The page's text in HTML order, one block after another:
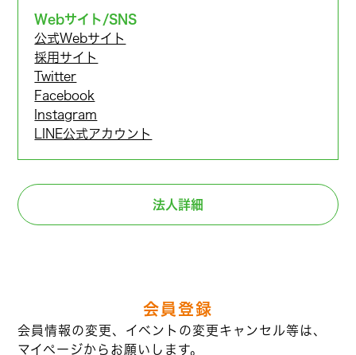
Webサイト/SNS
公式Webサイト
採用サイト
Twitter
Facebook
Instagram
LINE公式アカウント
法人詳細
会員登録
会員情報の変更、イベントの変更キャンセル等は、
マイページからお願いします。